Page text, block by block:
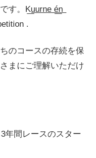
す。K͟u͟u͟r͟n͟e͟ ͟é͟n͟
.
のコースの存続を保
まにご理解いただけ
年間レースのスター